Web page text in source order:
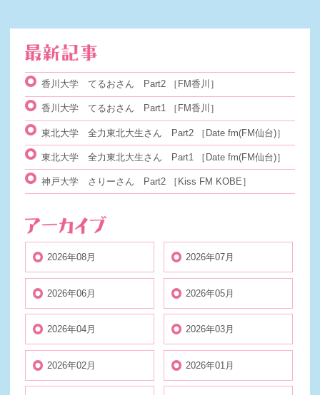
香川大学 てるおさん Part2 ［FM香川］
香川大学 てるおさん Part1 ［FM香川］
東北大学 全力東北大生さん Part2 ［Date fm(FM仙台)］
東北大学 全力東北大生さん Part1 ［Date fm(FM仙台)］
神戸大学 さりーさん Part2 ［Kiss FM KOBE］
2026年08月 2026年07月
2026年06月 2026年05月
2026年04月 2026年03月
2026年02月 2026年01月